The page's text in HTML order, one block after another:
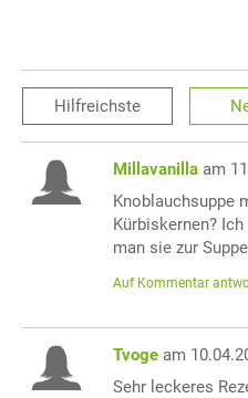
Hilfreichste
Millavanilla am
Knoblauchsuppe
Kürbiskernen?
man sie zur
Auf Kommentar
Tvoge am
Sehr leckeres